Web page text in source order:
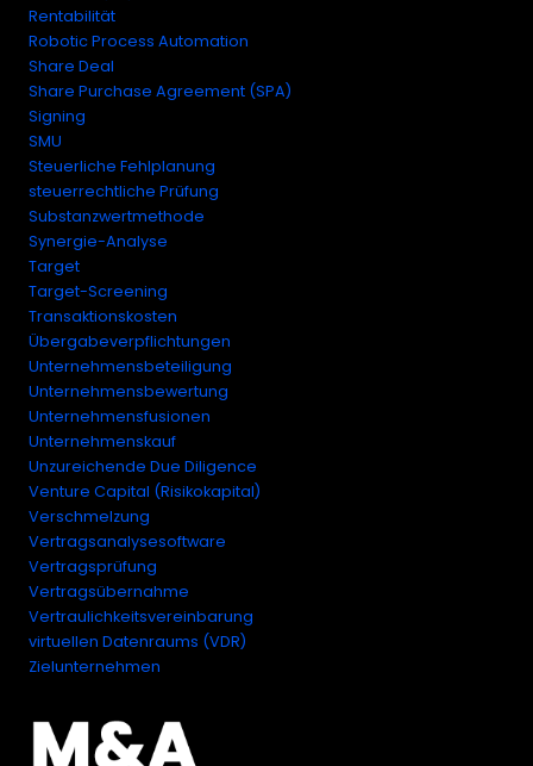
Rentabilität
Robotic Process Automation
Share Deal
Share Purchase Agreement (SPA)
Signing
SMU
Steuerliche Fehlplanung
steuerrechtliche Prüfung
Substanzwertmethode
Synergie-Analyse
Target
Target-Screening
Transaktionskosten
Übergabeverpflichtungen
Unternehmensbeteiligung
Unternehmensbewertung
Unternehmensfusionen
Unternehmenskauf
Unzureichende Due Diligence
Venture Capital (Risikokapital)
Verschmelzung
Vertragsanalysesoftware
Vertragsprüfung
Vertragsübernahme
Vertraulichkeitsvereinbarung
virtuellen Datenraums (VDR)
Zielunternehmen